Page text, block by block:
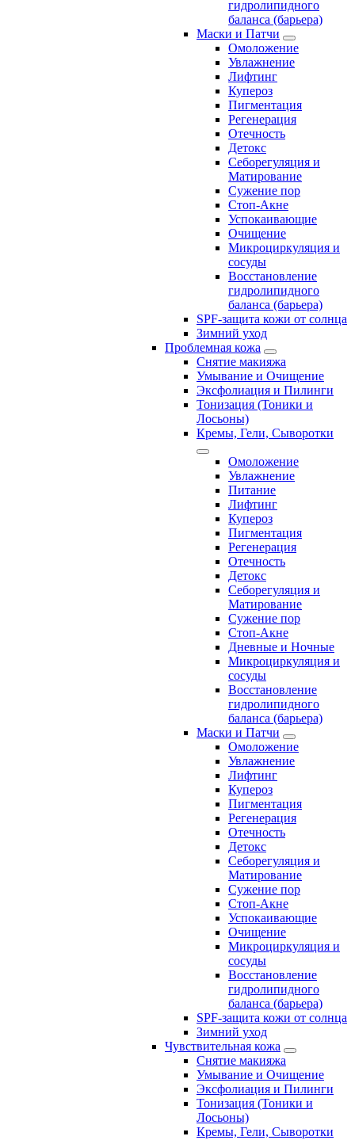
гидролипидного
баланса (барьера)
Маски и Патчи
Омоложение
Увлажнение
Лифтинг
Купероз
Пигментация
Регенерация
Отечность
Детокс
Себорегуляция и
Матирование
Сужение пор
Стоп-Акне
Успокаивающие
Очищение
Микроциркуляция и
сосуды
Восстановление
гидролипидного
баланса (барьера)
SPF-защита кожи от солнца
Зимний уход
Проблемная кожа
Снятие макияжа
Умывание и Очищение
Эксфолиация и Пилинги
Тонизация (Тоники и
Лосьоны)
Кремы, Гели, Сыворотки
Омоложение
Увлажнение
Питание
Лифтинг
Купероз
Пигментация
Регенерация
Отечность
Детокс
Себорегуляция и
Матирование
Сужение пор
Стоп-Акне
Дневные и Ночные
Микроциркуляция и
сосуды
Восстановление
гидролипидного
баланса (барьера)
Маски и Патчи
Омоложение
Увлажнение
Лифтинг
Купероз
Пигментация
Регенерация
Отечность
Детокс
Себорегуляция и
Матирование
Сужение пор
Стоп-Акне
Успокаивающие
Очищение
Микроциркуляция и
сосуды
Восстановление
гидролипидного
баланса (барьера)
SPF-защита кожи от солнца
Зимний уход
Чувствительная кожа
Снятие макияжа
Умывание и Очищение
Эксфолиация и Пилинги
Тонизация (Тоники и
Лосьоны)
Кремы, Гели, Сыворотки